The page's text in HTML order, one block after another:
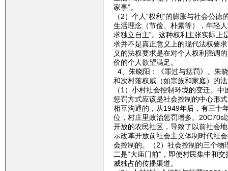
家事”。
（2）个人“权利”的膨胀与社会公
生活理念（节俭、朴素等），年轻
求独立自主”。这种权利主张实际上
求并不是真正意义上的现代法权要
义的法权要求是在对个人权利强调
价的个人欲望满足。
4、朱晓阳：《罪过与惩罚》。朱
和次村落权威（如宗族和家庭）的
（1）小村社会控制环境的变迁。
惩罚方式应该是社会控制的中心形
相互沟通的，从1949年后，有三十
位，村庄里政治惩罚增多。20C70s
开放的农民社区，导致了以前社会
示改革开放前社会主义体制时代社
会控制的。（2）社会控制的三个
二是“大庙门前”，即使村民集中和
威独占的传播渠道。